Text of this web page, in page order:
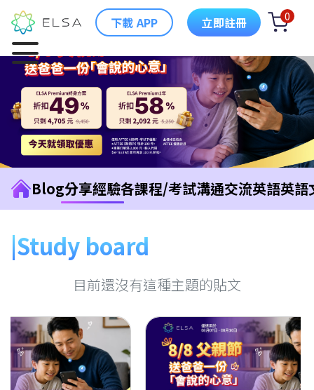
下載 APP 立即註冊 0
Blog分享經驗各課程/考試溝通交流英語英語
Study board
目前還沒有這種主題的貼文